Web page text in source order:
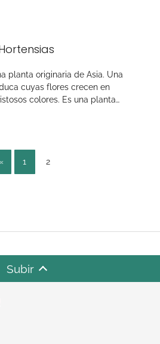
planta originaria de Asia. Una
cuyas flores crecen en
colores. Es una planta…
1 2
Subir